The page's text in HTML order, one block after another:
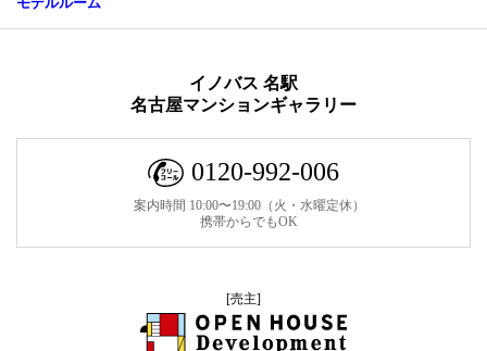
イノバス 名駅
名古屋マンションギャラリー
0120-992-006
案内時間 10:00〜19:00（火・水曜定休）
携帯からでもOK
[売主]